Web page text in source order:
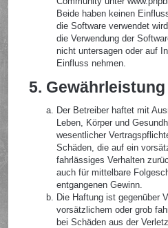
Beide haben keinen
die Software verwendet
die Verwendung der
nicht untersagen oder auf
Einfluss nehmen.
5. Gewährleistung
Der Betreiber haftet mit
Leben, Körper und
wesentlicher
Schäden, die auf ein
fahrlässiges Verhalten
auch für mittelbare
entgangenen Gewinn.
Die Haftung ist gegenüber
vorsätzlichem oder grob
bei Schäden aus der